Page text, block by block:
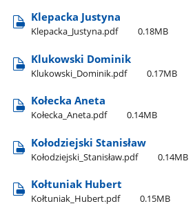
Klepacka Justyna
Klepacka​_Justyna.pdf 0.18MB
Klukowski Dominik
Klukowski​_Dominik.pdf 0.17MB
Kołecka Aneta
Kołecka​_Aneta.pdf 0.14MB
Kołodziejski Stanisław
Kołodziejski​_Stanisław.pdf 0.14MB
Kołtuniak Hubert
Kołtuniak​_Hubert.pdf 0.15MB